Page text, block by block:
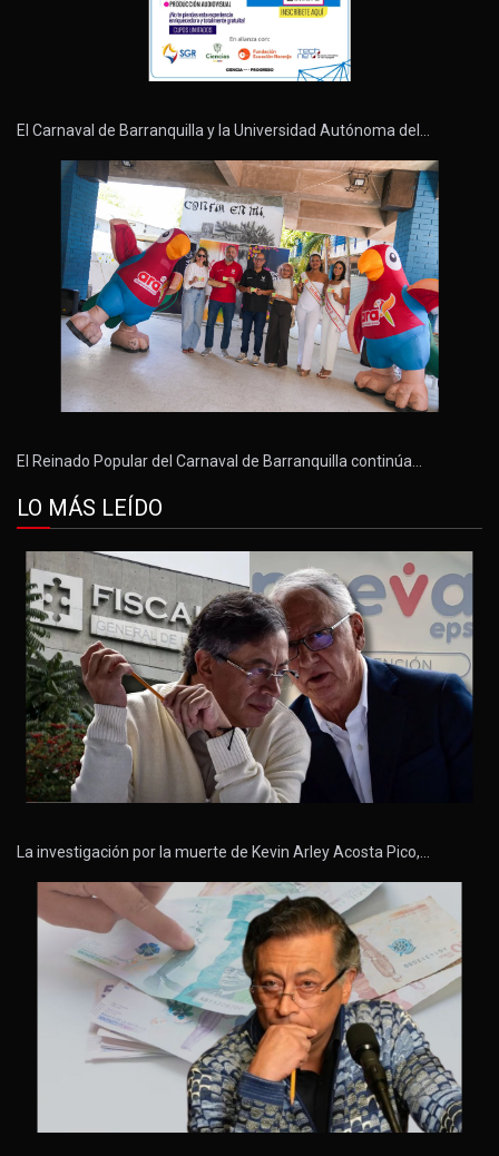
El Carnaval de Barranquilla y la Universidad Autónoma del…
El Reinado Popular del Carnaval de Barranquilla continúa…
LO MÁS LEÍDO
La investigación por la muerte de Kevin Arley Acosta Pico,…